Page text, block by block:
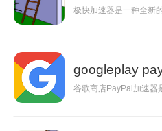
极快加速器是一种全新
googleplay
谷歌商店PayPal加速器